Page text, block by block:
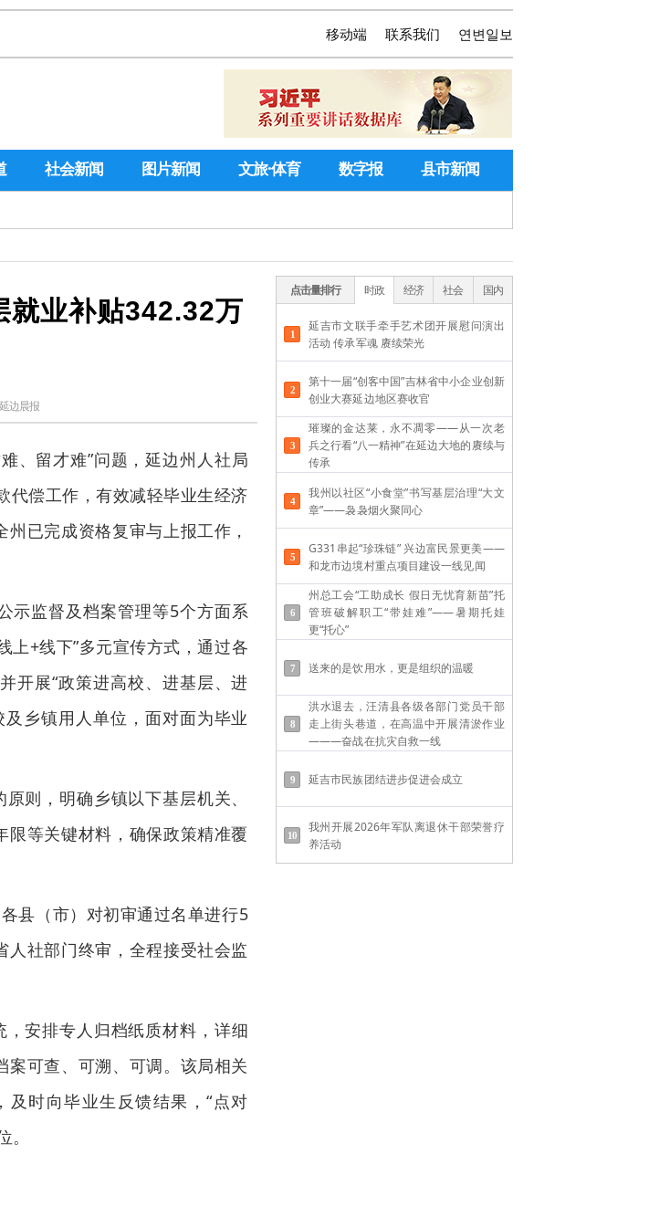
연변일보
联系我们
移动端
社会新闻 图片新闻 文旅·体育 数字报 县市新闻
就业补贴342.32万
延边晨报
、留才难”问题，延边州人社局
代偿工作，有效减轻毕业生经济
已完成资格复审与上报工作，
示监督及档案管理等5个方面系
上+线下”多元宣传方式，通过各
开展“政策进高校、进基层、进
乡镇用人单位，面对面为毕业
则，明确乡镇以下基层机关、
等关键材料，确保政策精准覆
县（市）对初审通过名单进行5
社部门终审，全程接受社会监
，安排专人归档纸质材料，详细
可查、可溯、可调。该局相关
时向毕业生反馈结果，“点对
点击量排行 时政 经济 社会 国内
延吉市文联手牵手艺术团开展慰问演出
活动 传承军魂 赓续荣光
第十一届“创客中国”吉林省中小企业创新
创业大赛延边地区赛收官
璀璨的金达莱，永不凋零——从一次老
兵之行看“八一精神”在延边大地的赓续与
传承
我州以社区“小食堂”书写基层治理“大文
章”——袅袅烟火聚同心
G331串起“珍珠链” 兴边富民景更美——
和龙市边境村重点项目建设一线见闻
州总工会“工助成长 假日无忧育新苗”托
管班破解职工“带娃难”——​暑期托娃
更“托心”
送来的是饮用水，更是组织的温暖
洪水退去，汪清县各级各部门党员干部
走上街头巷道，在高温中开展清淤作业
———奋战在抗灾自救一线
延吉市民族团结进步促进会成立
我州开展2026年军队离退休干部荣誉疗
养活动